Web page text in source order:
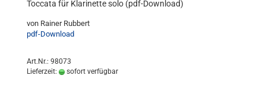
Toccata für Klarinette solo (pdf-Download)
von Rainer Rubbert
pdf-Download
Art.Nr.: 98073
Lieferzeit:
sofort verfügbar